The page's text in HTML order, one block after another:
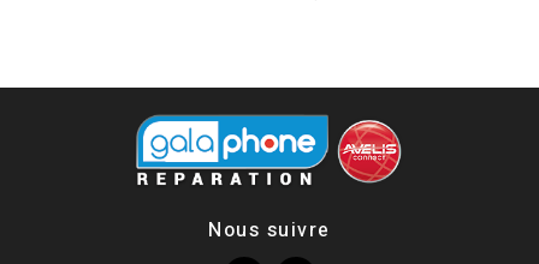
Nous suivre